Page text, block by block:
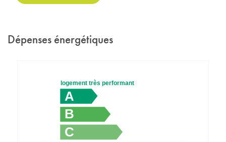
Dépenses énergétiques
A
B
C
logement très performant